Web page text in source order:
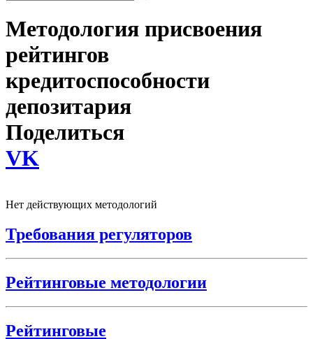
Методология присвоения
рейтингов
кредитоспособности
депозитария
Поделиться
VK
Нет действующих методологий
Требования регуляторов
Рейтинговые методологии
Рейтинговые